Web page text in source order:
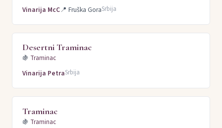
Vinarija McC📍 Fruška GoraSrbija
Desertni Traminac
🍇 Traminac
Vinarija PetraSrbija
Traminac
🍇 Traminac